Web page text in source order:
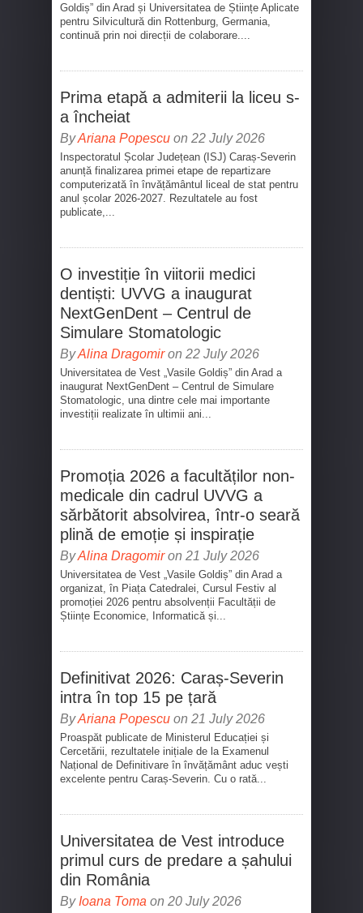
Goldiș” din Arad și Universitatea de Științe Aplicate
pentru Silvicultură din Rottenburg, Germania,
continuă prin noi direcții de colaborare....
Prima etapă a admiterii la liceu s-
a încheiat
ByAriana Popescu on 22 July 2026
Inspectoratul Școlar Județean (ISJ) Caraș-Severin
anunță finalizarea primei etape de repartizare
computerizată în învățământul liceal de stat pentru
anul școlar 2026-2027. Rezultatele au fost
publicate,...
O investiție în viitorii medici
dentiști: UVVG a inaugurat
NextGenDent – Centrul de
Simulare Stomatologic
ByAlina Dragomiron 22 July 2026
Universitatea de Vest „Vasile Goldiș” din Arad a
inaugurat NextGenDent – Centrul de Simulare
Stomatologic, una dintre cele mai importante
investiții realizate în ultimii ani...
Promoția 2026 a facultăților non-
medicale din cadrul UVVG a
sărbătorit absolvirea, într-o seară
plină de emoție și inspirație
ByAlina Dragomiron 21 July 2026
Universitatea de Vest „Vasile Goldiș” din Arad a
organizat, în Piața Catedralei, Cursul Festiv al
promoției 2026 pentru absolvenții Facultății de
Științe Economice, Informatică și...
Definitivat 2026: Caraș-Severin
intra în top 15 pe țară
ByAriana Popescu on 21 July 2026
Proaspăt publicate de Ministerul Educației și
Cercetării, rezultatele inițiale de la Examenul
Național de Definitivare în învățământ aduc vești
excelente pentru Caraș-Severin. Cu o rată...
Universitatea de Vest introduce
primul curs de predare a șahului
din România
By Ioana Toma on 20 July 2026